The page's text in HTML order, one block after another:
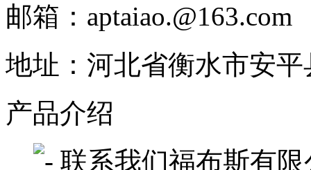
邮箱：aptaiao.@163.com
地址：河北省衡水市安
产品介绍